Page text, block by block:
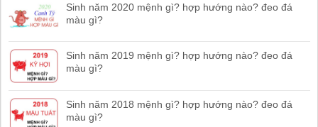
Sinh năm 2020 mệnh gì? hợp hướng nào? đeo đá
màu gì?
Sinh năm 2019 mệnh gì? hợp hướng nào? đeo đá
màu gì?
Sinh năm 2018 mệnh gì? hợp hướng nào? đeo đá
màu gì?